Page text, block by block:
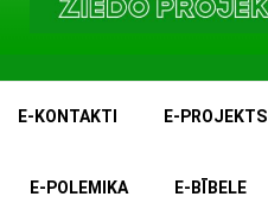
E-KONTAKTI E-PROJEKTS
E-POLEMIKA E-BĪBELE